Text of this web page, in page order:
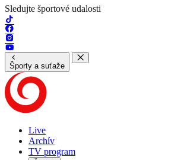
Sledujte športové udalosti
Športy a suťaže
Live
Archív
TV program